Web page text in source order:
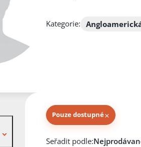
Kategorie:
Pouze dostupné×
Knihy autora
Seřadit podle: